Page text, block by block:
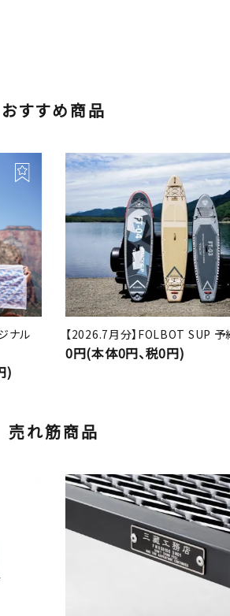
おすすめ商品
ナル
)
【2026.7月分】FOLBOT SUP
0円(本体0円、税0円)
売れ筋商品